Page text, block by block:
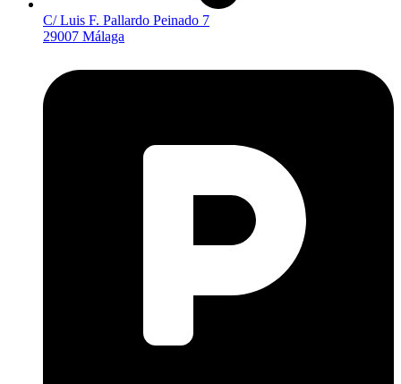
C/ Luis F. Pallardo Peinado 7
29007 Málaga